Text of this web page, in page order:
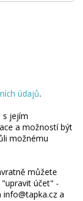
údajů.
s jejím
a možností být
možnému
můžete
účet" -
a